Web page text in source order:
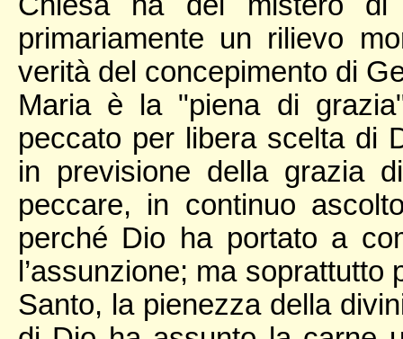
primariamente un rilievo
verità del concepimento di
Maria è la "piena di
peccato per libera scelta di
in previsione della grazia
peccare, in continuo
perché Dio ha portato a
l’assunzione; ma
Santo, la pienezza della